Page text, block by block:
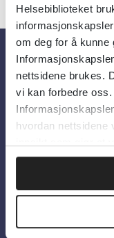
Helsebiblioteket
om deg for å kunne
nettsidene brukes.
vi kan forbedre oss.
hvordan nettsidene
Om oss
Om
Personvern og
Information in
Bilder fra